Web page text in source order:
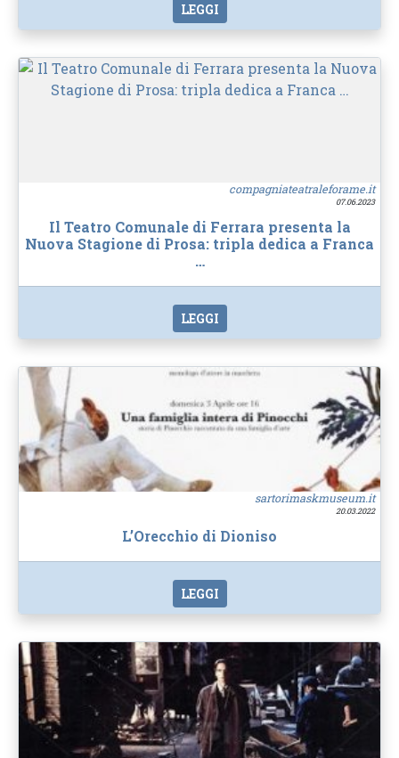
LEGGI
compagniateatraleforame.it
07.06.2023
Il Teatro Comunale di Ferrara presenta la
Nuova Stagione di Prosa: tripla dedica a Franca
…
LEGGI
sartorimaskmuseum.it
20.03.2022
L’Orecchio di Dioniso
LEGGI